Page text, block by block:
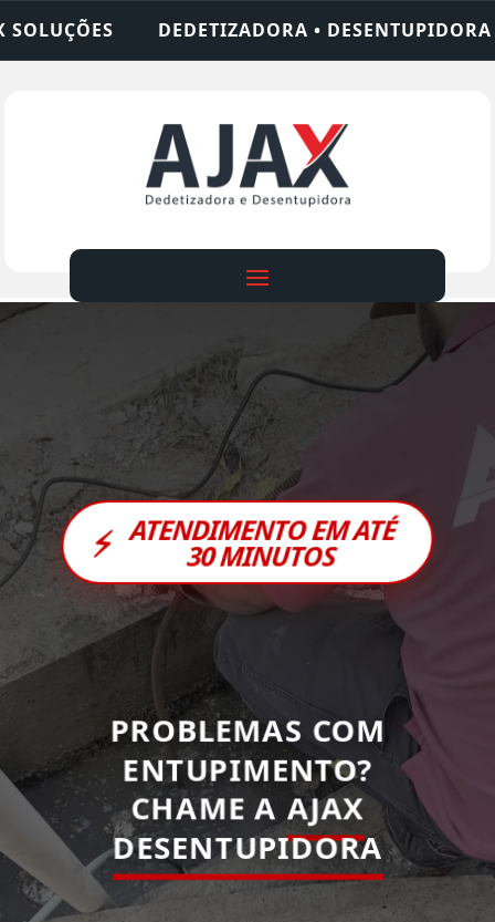
• DESENTUPIDORA • LIMPEZA DE FOSSA •
⚡ ATENDIMENTO EM ATÉ
30 MINUTOS
PROBLEMAS COM
ENTUPIMENTO?
CHAME A AJAX
DESENTUPIDORA